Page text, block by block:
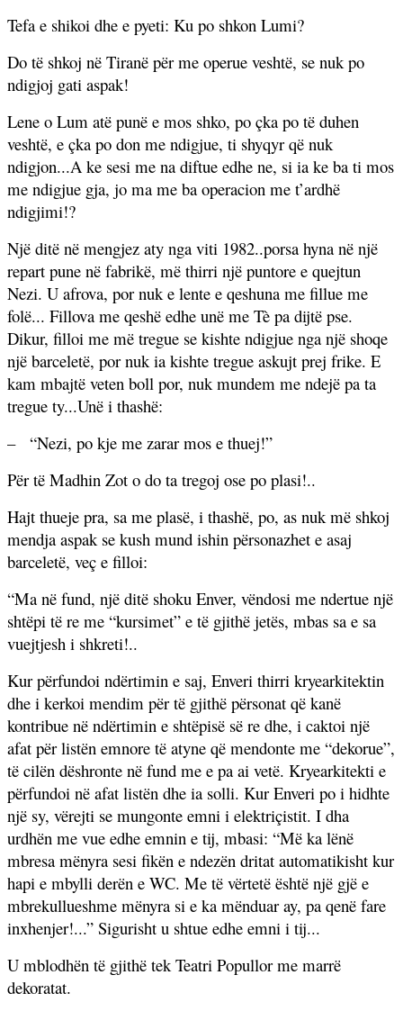
Tefa e shikoi dhe e pyeti: Ku po shkon Lumi?
Do të shkoj në Tiranë për me operue veshtë, se nuk po
ndigjoj gati aspak!
Lene o Lum atë punë e mos shko, po çka po të duhen
veshtë, e çka po don me ndigjue, ti shyqyr që nuk
ndigjon...A ke sesi me na diftue edhe ne, si ia ke ba ti mos
me ndigjue gja, jo ma me ba operacion me t’ardhë
ndigjimi!?
Një ditë në mengjez aty nga viti 1982..porsa hyna në një
repart pune në fabrikë, më thirri një puntore e quejtun
Nezi. U afrova, por nuk e lente e qeshuna me fillue me
folë... Fillova me qeshë edhe unë me Tè pa dijtë pse.
Dikur, filloi me më tregue se kishte ndigjue nga një shoqe
një barceletë, por nuk ia kishte tregue askujt prej frike. E
kam mbajtë veten boll por, nuk mundem me ndejë pa ta
tregue ty...Unë i thashë:
–
“Nezi, po kje me zarar mos e thuej!”
Për të Madhin Zot o do ta tregoj ose po plasi!..
Hajt thueje pra, sa me plasë, i thashë, po, as nuk më shkoj
mendja aspak se kush mund ishin përsonazhet e asaj
barceletë, veç e filloi:
“Ma në fund, një ditë shoku Enver, vëndosi me ndertue një
shtëpi të re me “kursimet” e të gjithë jetës, mbas sa e sa
vuejtjesh i shkreti!..
Kur përfundoi ndërtimin e saj, Enveri thirri kryearkitektin
dhe i kerkoi mendim për të gjithë përsonat që kanë
kontribue në ndërtimin e shtëpisë së re dhe, i caktoi një
afat për listën emnore të atyne që mendonte me “dekorue”,
të cilën dëshronte në fund me e pa ai vetë. Kryearkitekti e
përfundoi në afat listën dhe ia solli. Kur Enveri po i hidhte
një sy, vërejti se mungonte emni i elektriçistit. I dha
urdhën me vue edhe emnin e tij, mbasi: “Më ka lënë
mbresa mënyra sesi fikën e ndezën dritat automatikisht kur
hapi e mbylli derën e WC. Me të vërtetë është një gjë e
mbrekullueshme mënyra si e ka mënduar ay, pa qenë fare
inxhenjer!...” Sigurisht u shtue edhe emni i tij...
U mblodhën të gjithë tek Teatri Popullor me marrë
dekoratat.